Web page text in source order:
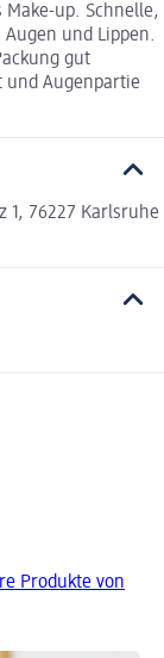
up. Schnelle,
und Lippen.
gut
und Augenpartie
1, 76227 Karlsruhe
Produkte von